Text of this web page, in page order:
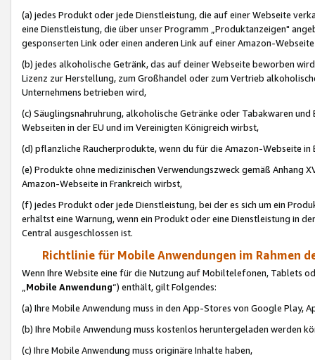
(a) jedes Produkt oder jede Dienstleistung, die auf einer Webseite
eine Dienstleistung, die über unser Programm „Produktanzeigen"
gesponserten Link oder einen anderen Link auf einer Amazon-
(b) jedes alkoholische Getränk, das auf deiner Webseite beworben
Lizenz zur Herstellung, zum Großhandel oder zum Vertrieb
Unternehmens betrieben wird,
(c) Säuglingsnahruhrung, alkoholische Getränke oder Tabakwaren
Webseiten in der EU und im Vereinigten Königreich wirbst,
(d) pflanzliche Raucherprodukte, wenn du für die Amazon-Webseite in
(e) Produkte ohne medizinischen Verwendungszweck gemäß Anhang
Amazon-Webseite in Frankreich wirbst,
(f) jedes Produkt oder jede Dienstleistung, bei der es sich um ein
erhältst eine Warnung, wenn ein Produkt oder eine Dienstleistung in
Central ausgeschlossen ist.
Richtlinie für Mobile Anwendungen im Rahmen
Wenn Ihre Website eine für die Nutzung auf Mobiltelefonen, Tablets
„Mobile Anwendung“) enthält, gilt Folgendes:
(a) Ihre Mobile Anwendung muss in den App-Stores von Google Play,
(b) Ihre Mobile Anwendung muss kostenlos heruntergeladen werden
(c) Ihre Mobile Anwendung muss originäre Inhalte haben,